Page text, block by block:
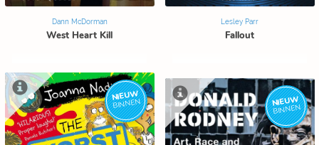
Dann McDorman
West Heart Kill
Lesley Parr
Fallout
NIEUW
BINNEN NIEUW
BINNEN